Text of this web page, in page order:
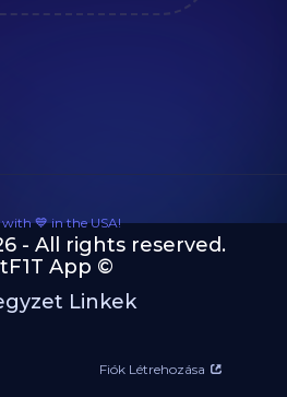
with 💙 in the USA!
- All rights reserved.
App ©
Linkek
Fiók Létrehozása